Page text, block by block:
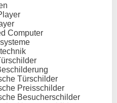
Computer
Türschilder
Preisschilder
Besucherschilder